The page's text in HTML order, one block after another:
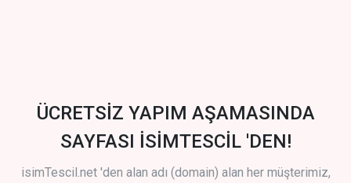
ÜCRETSİZ YAPIM AŞAMASINDA
SAYFASI İSİMTESCİL 'DEN!
isimTescil.net 'den alan adı (domain) alan her müşterimiz,